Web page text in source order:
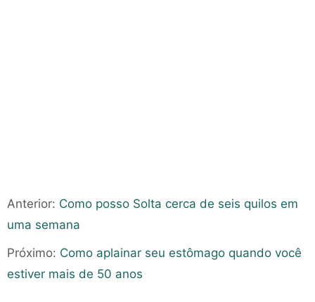
Anterior: Como posso Solta cerca de seis quilos em
uma semana
Próximo: Como aplainar seu estômago quando você
estiver mais de 50 anos